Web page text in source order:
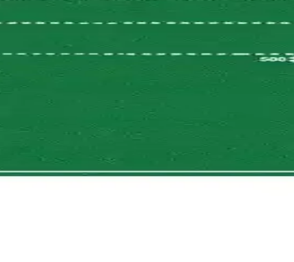
tasarımıyla yılbaşı dekorasyonunuza renk ve neşe katıyor,
100cm ve 200cm Modellerinin
özellikleri, kullanıcı yorumları ve kullanım alanları detaylı
ve Estetik Dekorasyon Seçeneği
evinizde yılbaşı ruhunu yansıtan ideal dekorasyon
ve Dayanıklılıkta Devrim
Keçe'sini keşfedin. Üretiminizi kolaylaştırmak için hemen